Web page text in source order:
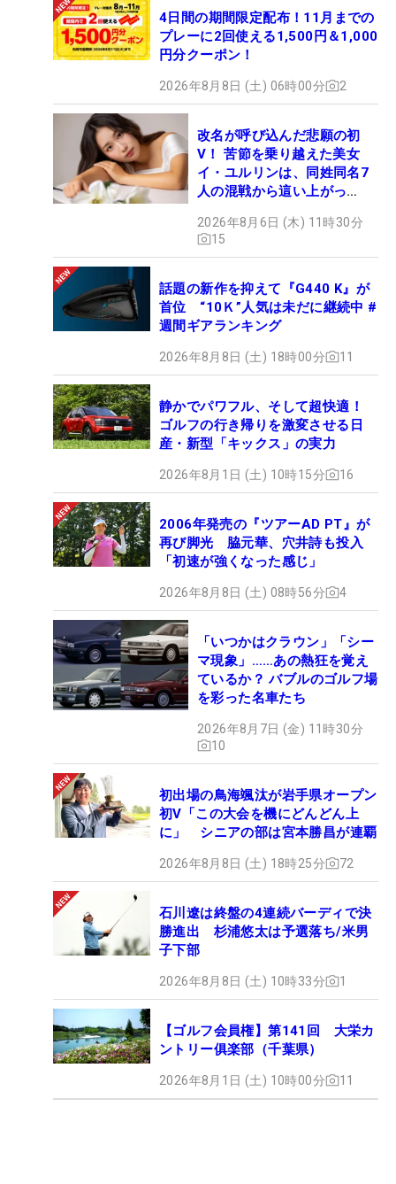
4日間の期間限定配布！11月までの
プレーに2回使える1,500円＆1,000
円分クーポン！
2026年8月8日 (土) 06時00分 2
改名が呼び込んだ悲願の初
V！ 苦節を乗り越えた美女
イ・ユルリンは、同姓同名7
人の混戦から這い上がっ
2026年8月6日 (木) 11時30分
15
話題の新作を抑えて『G440 K』が
首位 “10Ｋ”人気は未だに継続中 #
週間ギアランキング
2026年8月8日 (土) 18時00分 11
静かでパワフル、そして超快適！
ゴルフの行き帰りを激変させる日
産・新型「キックス」の実力
2026年8月1日 (土) 10時15分 16
2006年発売の『ツアーAD PT』が
再び脚光 脇元華、穴井詩も投入
「初速が強くなった感じ」
2026年8月8日 (土) 08時56分 4
「いつかはクラウン」「シー
マ現象」……あの熱狂を覚え
ているか？ バブルのゴルフ場
を彩った名車たち
2026年8月7日 (金) 11時30分
10
初出場の鳥海颯汰が岩手県オープン
初V「この大会を機にどんどん上
に」 シニアの部は宮本勝昌が連覇
2026年8月8日 (土) 18時25分 72
石川遼は終盤の4連続バーディで決
勝進出 杉浦悠太は予選落ち/米男
子下部
2026年8月8日 (土) 10時33分 1
【ゴルフ会員権】第141回 大栄カ
ントリー俱楽部（千葉県）
2026年8月1日 (土) 10時00分 11